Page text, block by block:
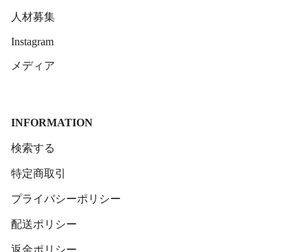
人材募集
Instagram
メディア
INFORMATION
検索する
特定商取引
プライバシーポリシー
配送ポリシー
返金ポリシー